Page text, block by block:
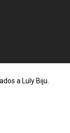
a Luly Biju.